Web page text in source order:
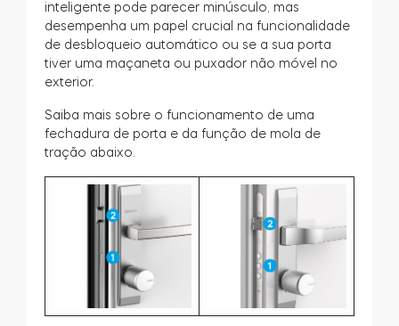
Tedee Biometric Module
Teclado
Tedee GO2
inteligente pode parecer minúsculo, mas
desempenha um papel crucial na funcionalidade
de desbloqueio automático ou se a sua porta
tiver uma maçaneta ou puxador não móvel no
exterior.
Saiba mais sobre o funcionamento de uma
fechadura de porta e da função de mola de
tração abaixo.